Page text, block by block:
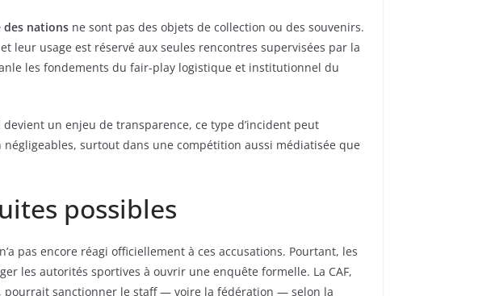
des nations ne sont pas des objets de collection ou des souvenirs.
leur usage est réservé aux seules rencontres supervisées par la
les fondements du fair-play logistique et institutionnel du
devient un enjeu de transparence, ce type d’incident peut
négligeables, surtout dans une compétition aussi médiatisée que
possibles
pas encore réagi officiellement à ces accusations. Pourtant, les
les autorités sportives à ouvrir une enquête formelle. La CAF,
pourrait sanctionner le staff — voire la fédération — selon la